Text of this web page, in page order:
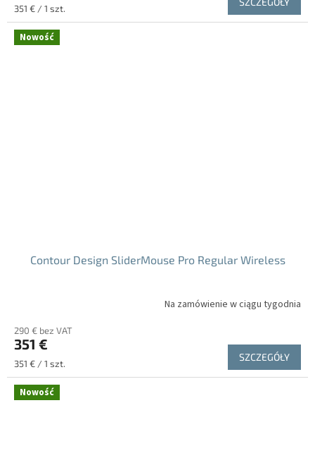
Cena
jednostkowa:
351 € / 1 szt.
Nowość
Contour Design SliderMouse Pro Regular Wireless
Na zamówienie w ciągu tygodnia
290 € bez VAT
351 €
Cena
jednostkowa:
351 € / 1 szt.
SZCZEGÓŁY
Nowość